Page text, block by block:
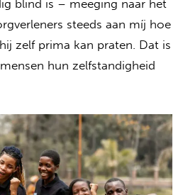
blind is – meeging naar het
steeds aan míj hoe
zelf prima kan praten. Dat is
hun zelfstandigheid